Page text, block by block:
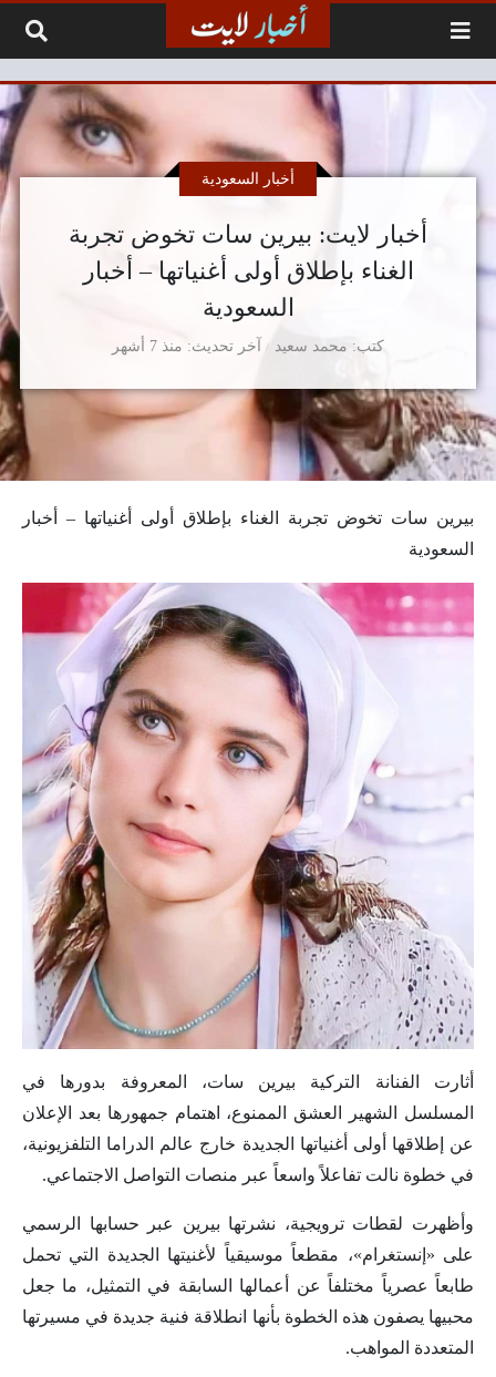
أخبار لايت: بيرين سات تخوض تجربة
الغناء بإطلاق أولى أغنياتها – أخبار
السعودية
كتب محمد سعيد
أخبار السعودية
آخر تحديث منذ 7 أشهر
بيرين سات تخوض تجربة الغناء بإطلاق أولى أغنياتها – أخبار
السعودية
أثارت الفنانة التركية بيرين سات، المعروفة بدورها في
المسلسل الشهير العشق الممنوع، اهتمام جمهورها بعد الإعلان
عن إطلاقها أولى أغنياتها الجديدة خارج عالم الدراما التلفزيونية،
في خطوة نالت تفاعلاً واسعاً عبر منصات التواصل الاجتماعي.
وأظهرت لقطات ترويجية، نشرتها بيرين عبر حسابها الرسمي
على «إنستغرام»، مقطعاً موسيقياً لأغنيتها الجديدة التي تحمل
طابعاً عصرياً مختلفاً عن أعمالها السابقة في التمثيل، ما جعل
محبيها يصفون هذه الخطوة بأنها انطلاقة فنية جديدة في مسيرتها
المتعددة المواهب.